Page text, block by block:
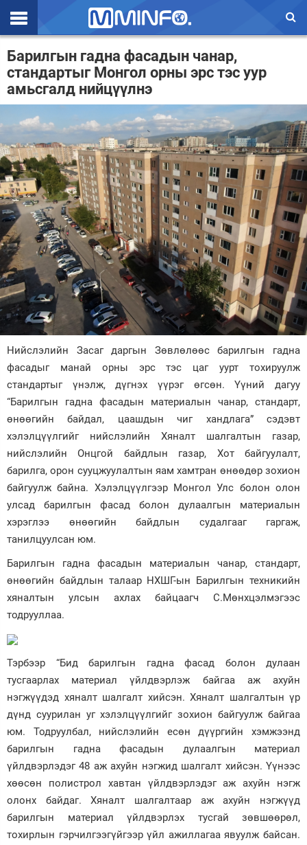
Эхлэл
Цаг агаар
Валют ханш
Улс төр
Эдийн засаг
Үзэл бодол
Спорт
Нийгэм
Дэлхий
Энтертайнмэнт
Барилгын гадна фасадын чанар,
стандартыг Монгол орны эрс тэс уур
амьсгалд нийцүүлнэ
Нийслэлийн Засаг даргын Зөвлөлөөс барилгын гадна
фасадыг манай орны эрс тэс цаг уурт тохируулж
стандартыг үнэлж, дүгнэх үүрэг өгсөн. Үүний дагуу
“Барилгын гадна фасадын материалын чанар, стандарт,
өнөөгийн байдал, цаашдын чиг хандлага” сэдэвт
хэлэлцүүлгийг нийслэлийн Хяналт шалгалтын газар,
нийслэлийн Онцгой байдлын газар, Хот байгуулалт,
барилга, орон сууцжуулалтын яам хамтран өнөөдөр зохион
байгуулж байна. Хэлэлцүүлгээр Монгол Улс болон олон
улсад барилгын фасад болон дулаалгын материалын
хэрэглээ өнөөгийн байдлын судалгааг гаргаж,
танилцуулсан юм.
Барилгын гадна фасадын материалын чанар, стандарт,
өнөөгийн байдлын талаар НХШГ-ын Барилгын техникийн
хяналтын улсын ахлах байцаагч С.Мөнхцэлмэгээс
тодрууллаа.
Тэрбээр “Бид барилгын гадна фасад болон дулаан
тусгаарлах материал үйлдвэрлэж байгаа аж ахуйн
нэгжүүдэд хяналт шалгалт хийсэн. Хяналт шалгалтын үр
дүнд суурилан уг хэлэлцүүлгийг зохион байгуулж байгаа
юм. Тодруулбал, нийслэлийн есөн дүүргийн хэмжээнд
барилгын гадна фасадын дулаалгын материал
үйлдвэрлэдэг 48 аж ахуйн нэгжид шалгалт хийсэн. Үүнээс
хөөсөн полистрол хавтан үйлдвэрлэдэг аж ахуйн нэгж
олонх байдаг. Хяналт шалгалтаар аж ахуйн нэгжүүд
барилгын материал үйлдвэрлэх тусгай зөвшөөрөл,
тохирлын гэрчилгээгүйгээр үйл ажиллагаа явуулж байсан.